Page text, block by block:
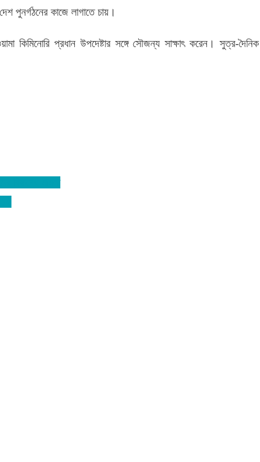
পুনর্গঠনের কাজে লাগাতে চায়।
কিমিনোরি প্রধান উপদেষ্টার সঙ্গে সৌজন্য সাক্ষাৎ করেন। সুত্র-দৈনিক